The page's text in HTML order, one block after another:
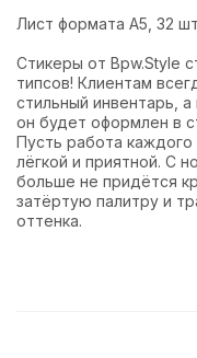
Лист формата А5, 32
Стикеры от Bpw.Style
типсов! Клиентам
стильный инвентарь,
он будет оформлен в
Пусть работа каждого
лёгкой и приятной. С
больше не придётся
затёртую палитру и
оттенка.